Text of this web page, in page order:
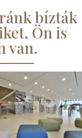
bízták
Ön is
van.